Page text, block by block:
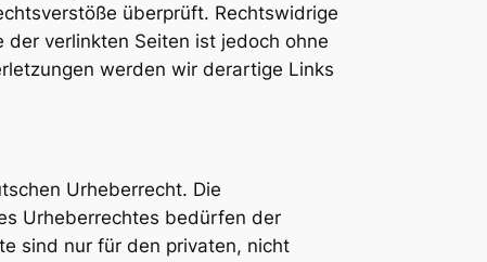
überprüft. Rechtswidrige
der verlinkten Seiten ist jedoch ohne
werden wir derartige Links
Urheberrecht. Die
Urheberrechtes bedürfen der
sind nur für den privaten, nicht